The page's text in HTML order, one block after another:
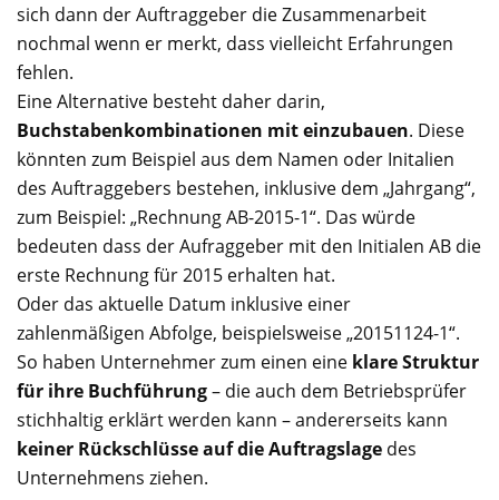
sich dann der Auftraggeber die Zusammenarbeit
nochmal wenn er merkt, dass vielleicht Erfahrungen
fehlen.
Eine Alternative besteht daher darin,
Buchstabenkombinationen mit einzubauen. Diese
könnten zum Beispiel aus dem Namen oder Initalien
des Auftraggebers bestehen, inklusive dem „Jahrgang“,
zum Beispiel: „Rechnung AB-2015-1“. Das würde
bedeuten dass der Aufraggeber mit den Initialen AB die
erste Rechnung für 2015 erhalten hat.
Oder das aktuelle Datum inklusive einer
zahlenmäßigen Abfolge, beispielsweise „20151124-1“.
So haben Unternehmer zum einen eine klare Struktur
für ihre Buchführung– die auch dem Betriebsprüfer
stichhaltig erklärt werden kann – andererseits kann
keiner Rückschlüsse auf die Auftragslage des
Unternehmens ziehen.